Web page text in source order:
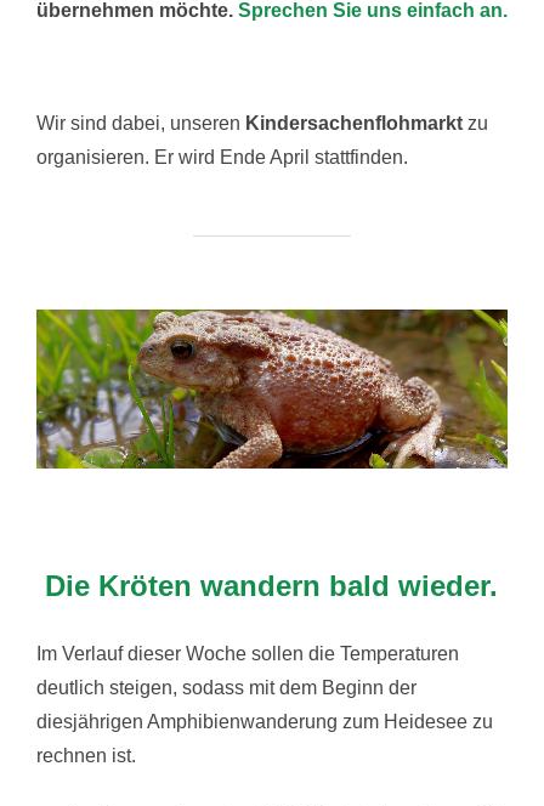
übernehmen möchte. Sprechen Sie uns einfach an.
Wir sind dabei, unseren Kindersachenflohmarkt zu
organisieren. Er wird Ende April stattfinden.
Die Kröten wandern bald wieder.
Im Verlauf dieser Woche sollen die Temperaturen
deutlich steigen, sodass mit dem Beginn der
diesjährigen Amphibienwanderung zum Heidesee zu
rechnen ist.